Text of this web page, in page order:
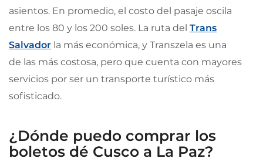
asientos. En promedio, el costo del pasaje oscila
entre los 80 y los 200 soles. La ruta del Trans
Salvador la más económica, y Transzela es una
de las más costosa, pero que cuenta con mayores
servicios por ser un transporte turístico más
sofisticado.
¿Dónde puedo comprar los
boletos dé Cusco a La Paz?